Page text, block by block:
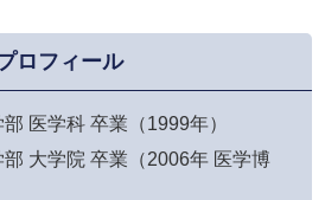
ロフィール
医学科 卒業（1999年）
大学院 卒業（2006年 医学博